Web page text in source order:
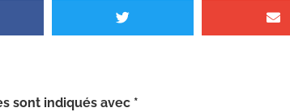
sont indiqués avec *